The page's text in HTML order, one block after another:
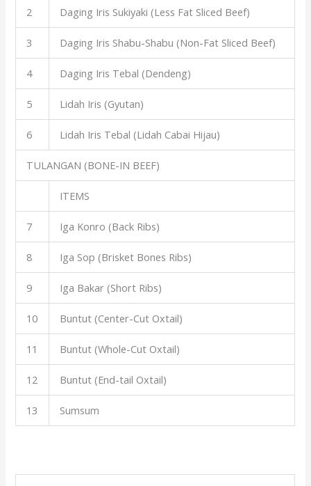
2 Daging Iris Sukiyaki (Less Fat Sliced Beef)
3 Daging Iris Shabu-Shabu (Non-Fat Sliced Beef)
4 Daging Iris Tebal (Dendeng)
5 Lidah Iris (Gyutan)
6 Lidah Iris Tebal (Lidah Cabai Hijau)
TULANGAN (BONE-IN BEEF)
ITEMS
7 Iga Konro (Back Ribs)
8 Iga Sop (Brisket Bones Ribs)
9 Iga Bakar (Short Ribs)
10 Buntut (Center-Cut Oxtail)
11 Buntut (Whole-Cut Oxtail)
12 Buntut (End-tail Oxtail)
13 Sumsum